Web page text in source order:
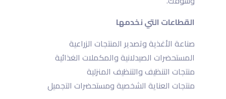
القطاعات التي نخدمها
صناعة الأغذية وتصدير المنتجات الزراعية
المستحضرات الصيدلانية والمكملات الغذائية
منتجات التنظيف والتنظيف المنزلية
منتجات العناية الشخصية ومستحضرات التجميل